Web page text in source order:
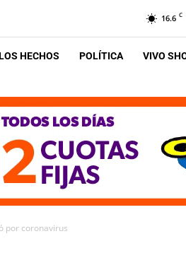
16.6 C
HECHOS POLÍTICA VIVO
por coronavirus